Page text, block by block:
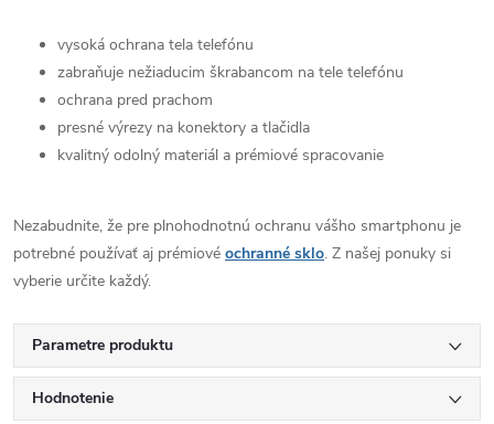
vysoká ochrana tela telefónu
zabraňuje nežiaducim škrabancom na tele telefónu
ochrana pred prachom
presné výrezy na konektory a tlačidla
kvalitný odolný materiál a prémiové spracovanie
Nezabudnite, že pre plnohodnotnú ochranu vášho smartphonu je
potrebné používať aj prémiové ochranné sklo. Z našej ponuky si
vyberie určite každý.
Parametre produktu
Hodnotenie